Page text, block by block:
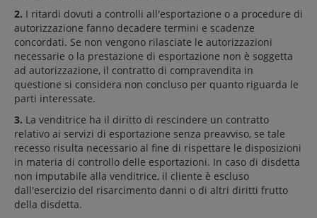
2. I ritardi dovuti a controlli all'esportazione o a procedure di
autorizzazione fanno decadere termini e scadenze
concordati. Se non vengono rilasciate le autorizzazioni
necessarie o la prestazione di esportazione non è soggetta
ad autorizzazione, il contratto di compravendita in
questione si considera non concluso per quanto riguarda le
parti interessate.
3. La venditrice ha il diritto di rescindere un contratto
relativo ai servizi di esportazione senza preavviso, se tale
recesso risulta necessario al fine di rispettare le disposizioni
in materia di controllo delle esportazioni. In caso di disdetta
non imputabile alla venditrice, il cliente è escluso
dall'esercizio del risarcimento danni o di altri diritti frutto
della disdetta.